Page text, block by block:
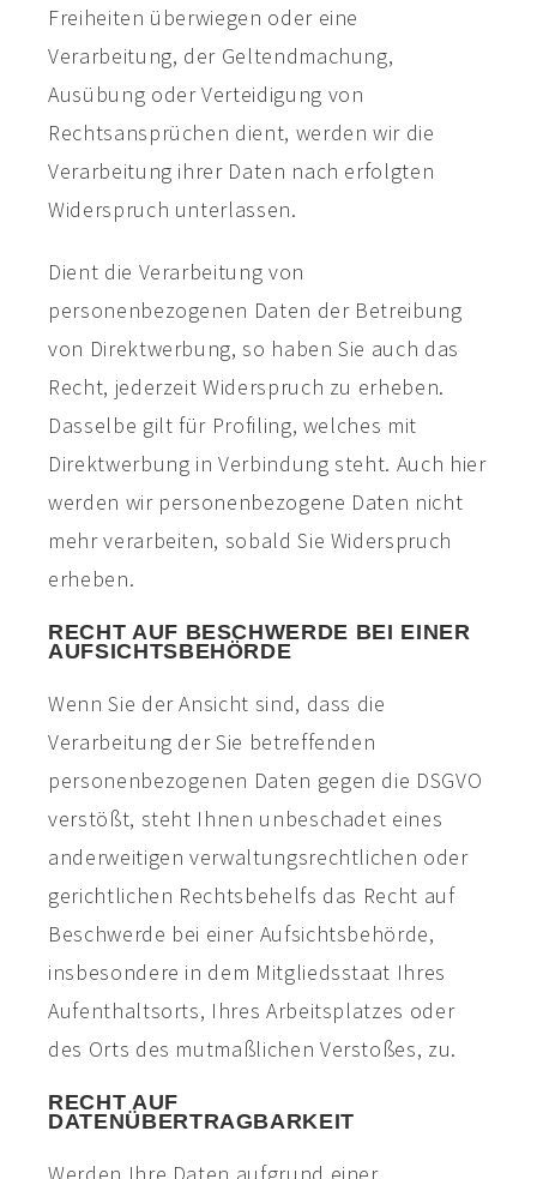
Freiheiten überwiegen oder eine
Verarbeitung, der Geltendmachung,
Ausübung oder Verteidigung von
Rechtsansprüchen dient, werden wir die
Verarbeitung ihrer Daten nach erfolgten
Widerspruch unterlassen.
Dient die Verarbeitung von
personenbezogenen Daten der Betreibung
von Direktwerbung, so haben Sie auch das
Recht, jederzeit Widerspruch zu erheben.
Dasselbe gilt für Profiling, welches mit
Direktwerbung in Verbindung steht. Auch hier
werden wir personenbezogene Daten nicht
mehr verarbeiten, sobald Sie Widerspruch
erheben.
RECHT AUF BESCHWERDE BEI EINER
AUFSICHTSBEHÖRDE
Wenn Sie der Ansicht sind, dass die
Verarbeitung der Sie betreffenden
personenbezogenen Daten gegen die DSGVO
verstößt, steht Ihnen unbeschadet eines
anderweitigen verwaltungsrechtlichen oder
gerichtlichen Rechtsbehelfs das Recht auf
Beschwerde bei einer Aufsichtsbehörde,
insbesondere in dem Mitgliedsstaat Ihres
Aufenthaltsorts, Ihres Arbeitsplatzes oder
des Orts des mutmaßlichen Verstoßes, zu.
RECHT AUF
DATENÜBERTRAGBARKEIT